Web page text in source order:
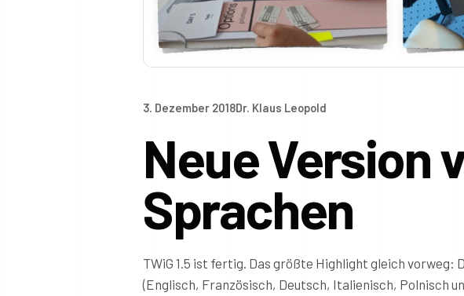
3. Dezember 2018Dr. Klaus Leopold
Neue Version
Sprachen
TWiG 1.5 ist fertig. Das größte Highlight gleich vorweg:
(Englisch, Französisch, Deutsch, Italienisch, Polnisch